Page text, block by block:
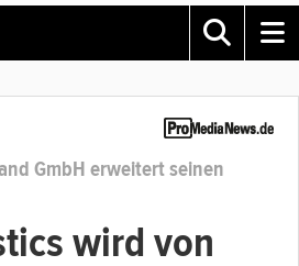
GmbH erweitert seinen
wird von